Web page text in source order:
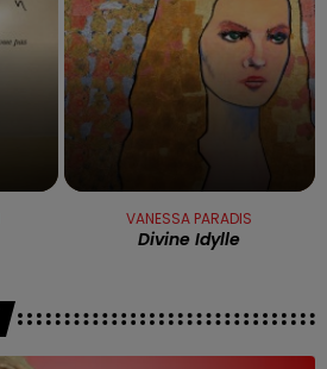
VANESSA PARADIS
Divine Idylle